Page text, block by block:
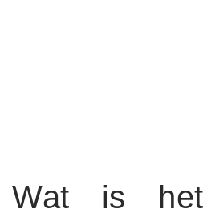
Wat is het